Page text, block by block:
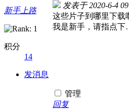
新手上路
积分
14
发消息
发表于 2020-6-4
这些片子到哪里下载
我是新手，请指
管理
回复